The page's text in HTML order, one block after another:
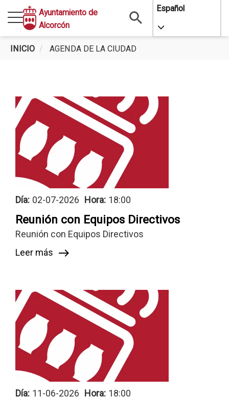
contenido
principal
Ayuntamiento de
Alcorcón
Español
Toggle
INICIO AGENDA DE LA CIUDAD
Día: 02-07-2026 Hora: 18:00
Reunión con Equipos Directivos
Reunión con Equipos Directivos
Leer más east
Día: 11-06-2026 Hora: 18:00